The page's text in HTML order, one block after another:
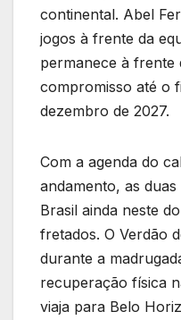
continental. Abel
jogos à frente da
permanece à
compromisso até o
dezembro de 2027.
Com a agenda do
andamento, as
Brasil ainda neste
fretados. O Verdão
durante a
recuperação física
viaja para Belo